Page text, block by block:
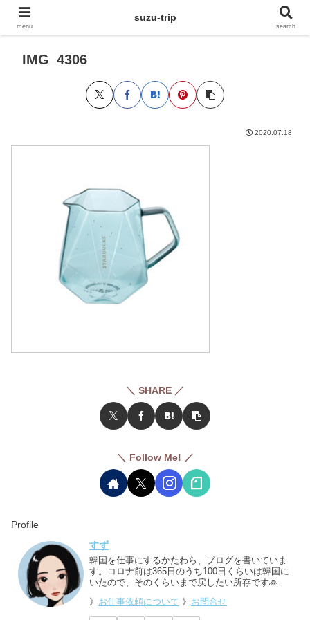
IMG_4306
2020.07.18
＼ SHARE ／
＼ Follow Me! ／
Profile
すず
韓国を仕事にするかたわら、ブログを書いていま
す。コロナ前は365日のうち100日くらいは韓国に
いたので、そのくらいまで戻したい所存です🙏
》 お仕事依頼について 》 お問合せ
menu
suzu-trip
search